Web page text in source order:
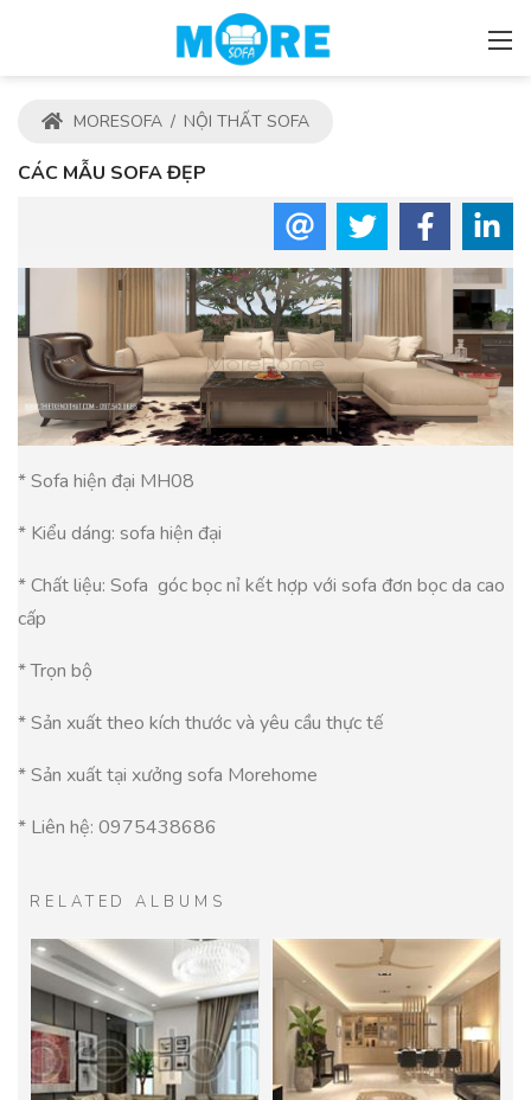
MORESOFA / NỘI THẤT SOFA
CÁC MẪU SOFA ĐẸP
* Sofa hiện đại MH08
* Kiểu dáng: sofa hiện đại
* Chất liệu: Sofa góc bọc nỉ kết hợp với sofa đơn bọc da cao
cấp
* Trọn bộ
* Sản xuất theo kích thước và yêu cầu thực tế
* Sản xuất tại xưởng sofa Morehome
* Liên hệ: 0975438686
RELATED ALBUMS